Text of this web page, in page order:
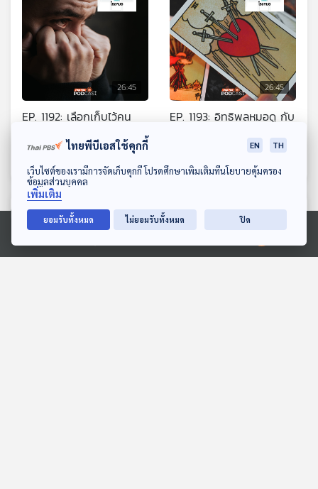
ดาวน์โหลด Thai PBS Podcast Application
Ⓒ 2020 องค์การกระจายเสียงและแพร่ภาพสาธารณะแห่งประเทศไทย
26:45
EP. 1192: เลือกเก็บไว้คน
น่าไว้ใจ ทั้งที่อยากขอความ
ช่วยเหลือ
โรงหมอ
26:45
EP. 1193: อิทธิพลหมอดู กับ
เนื้อคู่ ความรัก และความ
ตอนที่เกี่ยวข้อง
ไทยพีบีเอสใช้คุกกี้ EN TH
เว็บไซต์ของเรามีการจัดเก็บคุกกี้ โปรดศึกษาเพิ่มเติมที่นโยบายคุ้มครอง
ข้อมูลส่วนบุคคล
เพิ่มเติม
ยอมรับทั้งหมด ไม่ยอมรับทั้งหมด ปิด